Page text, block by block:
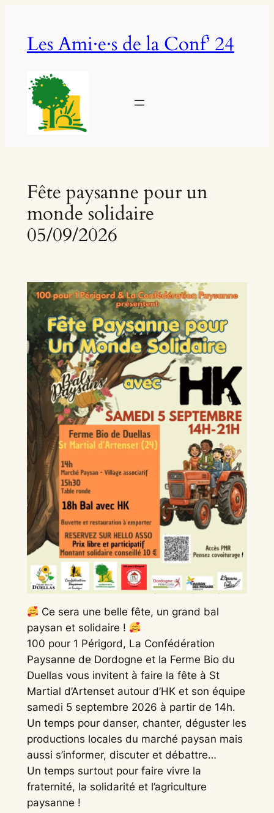
contenuLes Ami·e·s de la Conf’ 24
Fête paysanne pour un
monde solidaire
05/09/2026
Ce sera une belle fête, un grand bal
paysan et solidaire !
100 pour 1 Périgord, La Confédération
Paysanne de Dordogne et la Ferme Bio du
Duellas vous invitent à faire la fête à St
Martial d’Artenset autour d’HK et son équipe
samedi 5 septembre 2026 à partir de 14h.
Un temps pour danser, chanter, déguster les
productions locales du marché paysan mais
aussi s’informer, discuter et débattre…
Un temps surtout pour faire vivre la
fraternité, la solidarité et l’agriculture
paysanne !